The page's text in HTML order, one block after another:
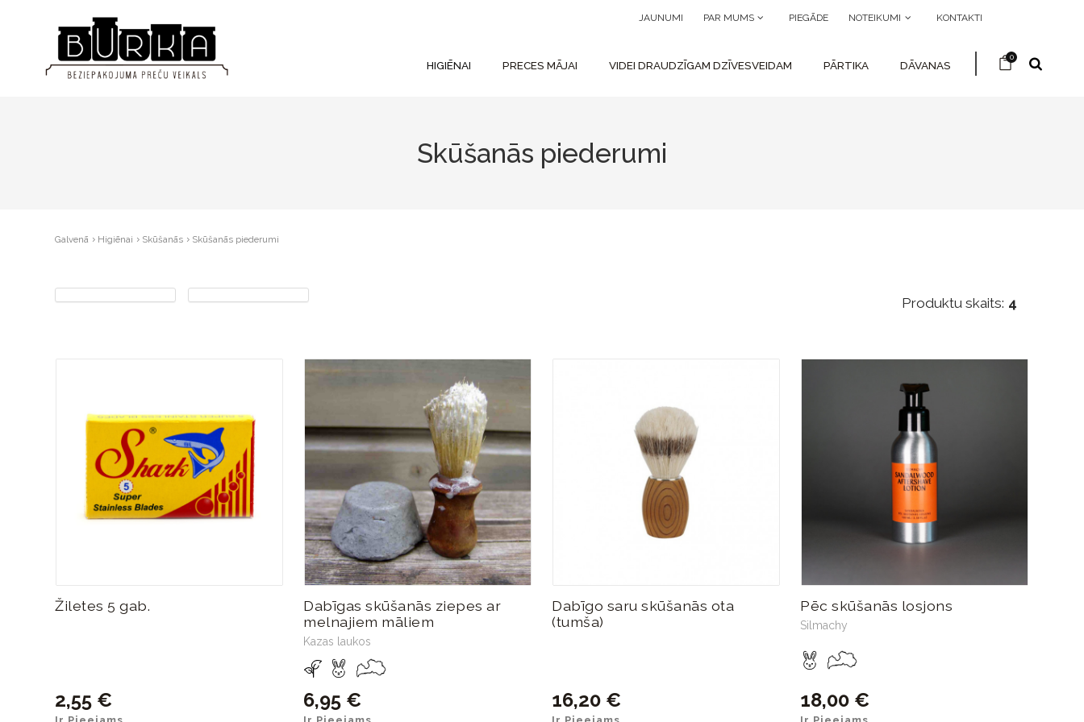
JAUNUMI PAR MUMS PIEGĀDE NOTEIKUMI KONTAKTI
HIGIĒNAI PRECES MĀJAI VIDEI DRAUDZĪGAM DZĪVESVEIDAM PĀRTIKA DĀVANAS
0
Skūšanās piederumi
Galvenā Higiēnai Skūšanās Skūšanās piederumi
Produktu skaits: 4
Žiletes 5 gab.
2,55 €
Dabīgas skūšanās ziepes ar
melnajiem māliem
Kazas laukos
6,95 €
Dabīgo saru skūšanās ota
(tumša)
16,20 €
Pēc skūšanās losjons
Silmachy
18,00 €